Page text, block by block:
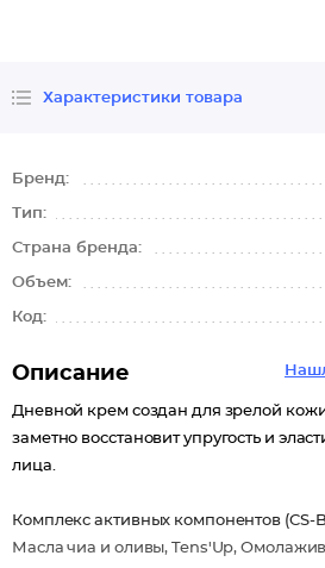
Характеристики товара
Бренд:
Тип:
Страна бренда:
Объем:
Код:
Описание
Дневной крем создан для зрелой
заметно восстановит упругость и
лица.
Комплекс активных компонентов
Масла чиа и оливы, Tens'Up,